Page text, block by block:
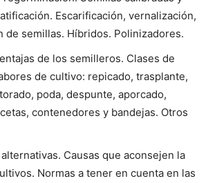
Escarificación, vernalización,
de semillas. Híbridos. Polinizadores.
de los semilleros. Clases de
de cultivo: repicado, trasplante,
poda, despunte, aporcado,
contenedores y bandejas. Otros
Causas que aconsejen la
Normas a tener en cuenta en las